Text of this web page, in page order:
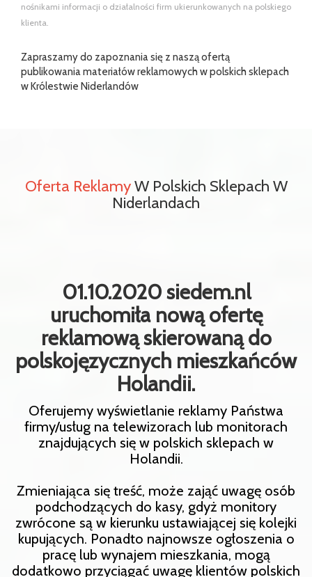
nośnikami informacji o działalności firm ukierunkowanych na polskiego
klienta.
Zapraszamy do zapoznania się z naszą ofertą
publikowania materiałów reklamowych w polskich sklepach
w Królestwie Niderlandów
Oferta ReklamyW Polskich Sklepach W
Niderlandach
01.10.2020 siedem.nl
uruchomiła nową ofertę
reklamową skierowaną do
polskojęzycznych mieszkańców
Holandii.
Oferujemy wyświetlanie reklamy Państwa
firmy/usług na telewizorach lub monitorach
znajdujących się w polskich sklepach w
Holandii.
Zmieniająca się treść, może zająć uwagę osób
podchodzących do kasy, gdyż monitory
zwrócone są w kierunku ustawiającej się kolejki
kupujących. Ponadto najnowsze ogłoszenia o
pracę lub wynajem mieszkania, mogą
dodatkowo przyciągać uwagę klientów polskich